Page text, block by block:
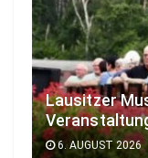
Lausitzer
6. AUGUST 2026